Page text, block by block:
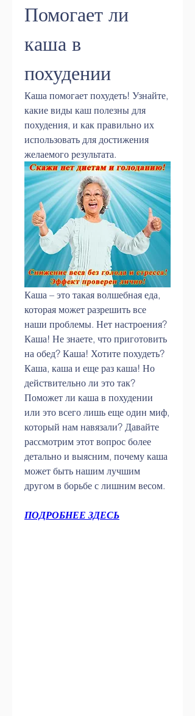
Помогает ли
каша в
похудении
Каша помогает похудеть! Узнайте,
какие виды каш полезны для
похудения, и как правильно их
использовать для достижения
желаемого результата.
Каша – это такая волшебная еда,
которая может разрешить все
наши проблемы. Нет настроения?
Каша! Не знаете, что приготовить
на обед? Каша! Хотите похудеть?
Каша, каша и еще раз каша! Но
действительно ли это так?
Поможет ли каша в похудении
или это всего лишь еще один миф,
который нам навязали? Давайте
рассмотрим этот вопрос более
детально и выясним, почему каша
может быть нашим лучшим
другом в борьбе с лишним весом.
ПОДРОБНЕЕ ЗДЕСЬ